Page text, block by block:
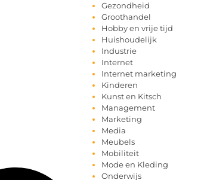
Gezondheid
Groothandel
Hobby en vrije tijd
Huishoudelijk
Industrie
Internet
Internet marketing
Kinderen
Kunst en Kitsch
Management
Marketing
Media
Meubels
Mobiliteit
Mode en Kleding
Onderwijs